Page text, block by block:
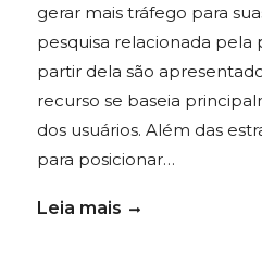
gerar mais tráfego para
pesquisa relacionada pela
partir dela são
recurso se baseia
dos usuários. Além das
para posicionar…
Leia mais